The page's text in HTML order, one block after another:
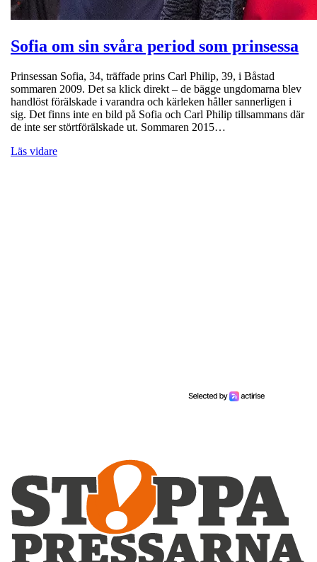
Sofia om sin svåra period som prinsessa
Prinsessan Sofia, 34, träffade prins Carl Philip, 39, i Båstad
sommaren 2009. Det sa klick direkt – de bägge ungdomarna blev
handlöst förälskade i varandra och kärleken håller sannerligen i
sig. Det finns inte en bild på Sofia och Carl Philip tillsammans där
de inte ser störtförälskade ut. Sommaren 2015…
Läs vidare